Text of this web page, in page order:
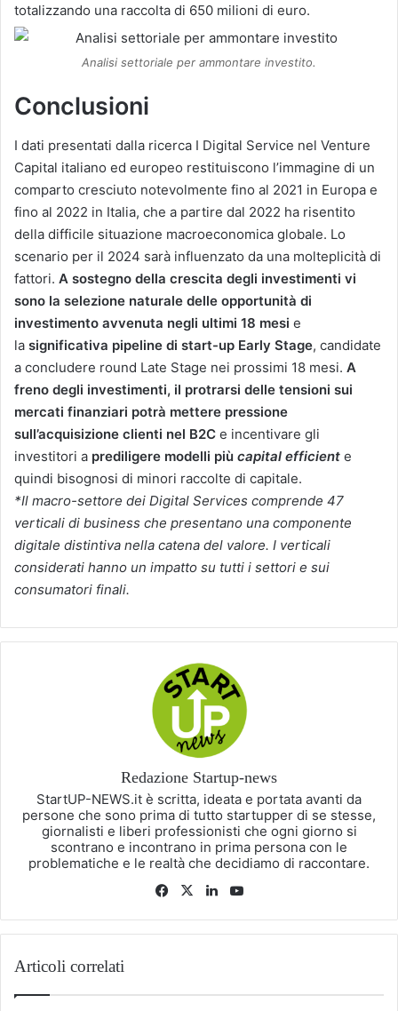
totalizzando una raccolta di 650 milioni di euro.
Analisi settoriale per ammontare investito.
Conclusioni
I dati presentati dalla ricerca I Digital Service nel Venture
Capital italiano ed europeo restituiscono l’immagine di un
comparto cresciuto notevolmente fino al 2021 in Europa e
fino al 2022 in Italia, che a partire dal 2022 ha risentito
della difficile situazione macroeconomica globale. Lo
scenario per il 2024 sarà influenzato da una molteplicità di
fattori. A sostegno della crescita degli investimenti vi
sono la selezione naturale delle opportunità di
investimento avvenuta negli ultimi 18 mesi e
la significativa pipeline di start-up Early Stage, candidate
a concludere round Late Stage nei prossimi 18 mesi. A
freno degli investimenti, il protrarsi delle tensioni sui
mercati finanziari potrà mettere pressione
sull’acquisizione clienti nel B2C e incentivare gli
investitori a prediligere modelli più capital efficient e
quindi bisognosi di minori raccolte di capitale.
*Il macro-settore dei Digital Services comprende 47
verticali di business che presentano una componente
digitale distintiva nella catena del valore. I verticali
considerati hanno un impatto su tutti i settori e sui
consumatori finali.
Redazione Startup-news
StartUP-NEWS.it è scritta, ideata e portata avanti da
persone che sono prima di tutto startupper di se stesse,
giornalisti e liberi professionisti che ogni giorno si
scontrano e incontrano in prima persona con le
problematiche e le realtà che decidiamo di raccontare.
Facebook
X LinkedIn
Articoli correlati